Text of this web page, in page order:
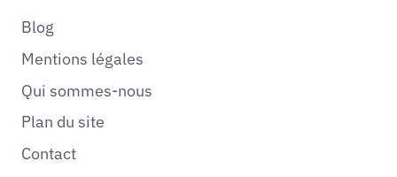
Blog
Mentions légales
Qui sommes-nous
Plan du site
Contact